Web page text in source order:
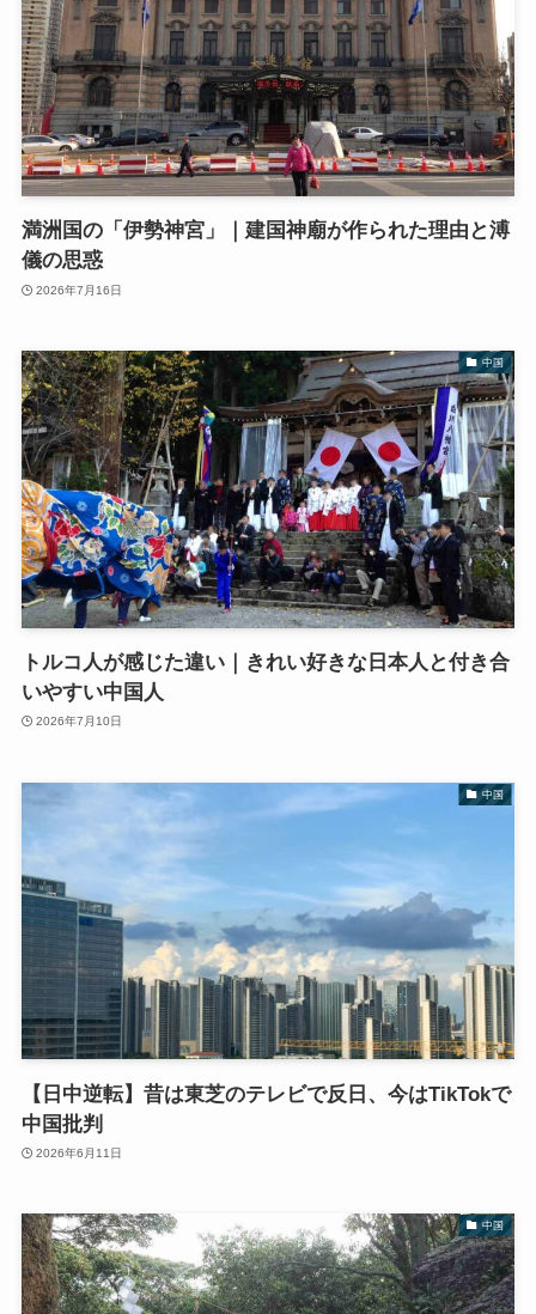
満洲国の「伊勢神宮」｜建国神廟が作られた理由と溥
儀の思惑
2026年7月16日
中国
トルコ人が感じた違い｜きれい好きな日本人と付き合
いやすい中国人
2026年7月10日
中国
【日中逆転】昔は東芝のテレビで反日、今はTikTokで
中国批判
2026年6月11日
中国